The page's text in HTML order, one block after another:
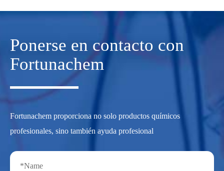
Ponerse en contacto con
Fortunachem
Fortunachem proporciona no solo productos químicos
profesionales, sino también ayuda profesional